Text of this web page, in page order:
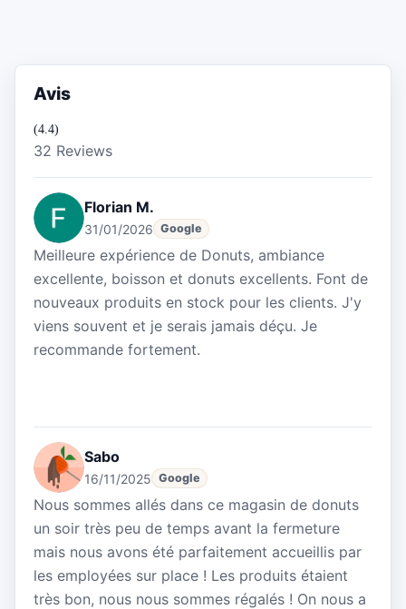
Avis
(4.4)
32 Reviews
Florian M.
31/01/2026 Google
Meilleure expérience de Donuts, ambiance
excellente, boisson et donuts excellents. Font de
nouveaux produits en stock pour les clients. J'y
viens souvent et je serais jamais déçu. Je
recommande fortement.
Sabo
16/11/2025 Google
Nous sommes allés dans ce magasin de donuts
un soir très peu de temps avant la fermeture
mais nous avons été parfaitement accueillis par
les employées sur place ! Les produits étaient
très bon, nous nous sommes régalés ! On nous a